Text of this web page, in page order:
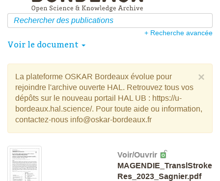
+ Recherche avancée
Voir le document
×
La plateforme OSKAR Bordeaux évolue pour
rejoindre l'archive ouverte HAL. Retrouvez tous vos
dépôts sur le nouveau portail HAL UB : https://u-
bordeaux.hal.science/. Pour toute aide ou information,
contactez-nous info@oskar-bordeaux.fr
Voir/Ouvrir
MAGENDIE_TranslStroke
Res_2023_Sagnier.pdf